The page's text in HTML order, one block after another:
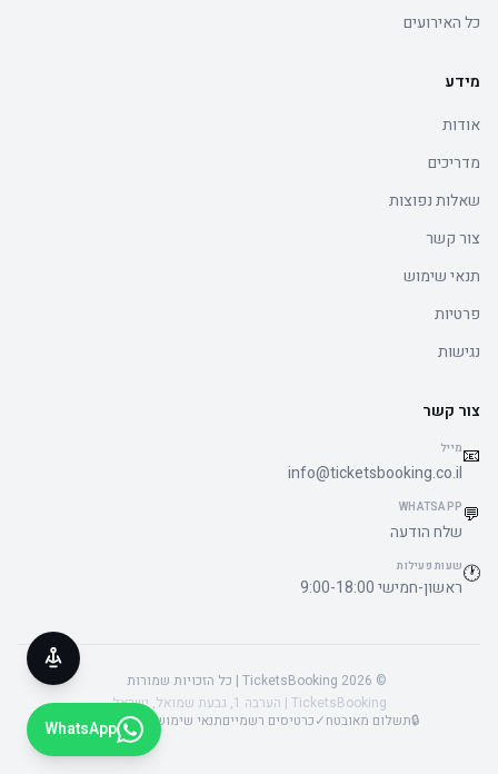
כל האירועים
מידע
אודות
מדריכים
שאלות נפוצות
צור קשר
תנאי שימוש
פרטיות
נגישות
צור קשר
📧מייל
info@ticketsbooking.co.il
💬
WHATSAPP
שלח הודעה
🕐שעות פעילות
ראשון-חמישי 9:00-18:00
© 2026 TicketsBooking | כל הזכויות שמורות
TicketsBooking | הערבה 1, גבעת שמואל, ישראל
🔒תשלום מאובטח✓כרטיסים רשמייםתנאי שימוש פרטיותנגישות
WhatsApp